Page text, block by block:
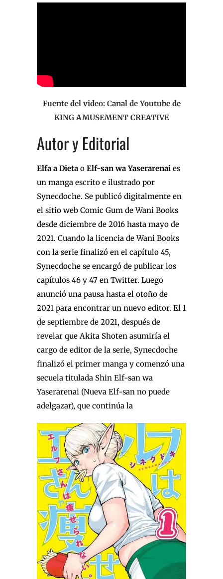
Fuente del video: Canal de Youtube de
KING AMUSEMENT CREATIVE
Autor y Editorial
Elfa a Dieta o Elf-san wa Yaserarenai es
un manga escrito e ilustrado por
Synecdoche. Se publicó digitalmente en
el sitio web Comic Gum de Wani Books
desde diciembre de 2016 hasta mayo de
2021. Cuando la licencia de Wani Books
con la serie finalizó en el capítulo 45,
Synecdoche se encargó de publicar los
capítulos 46 y 47 en Twitter. Luego
anunció una pausa hasta el otoño de
2021 para encontrar un nuevo editor. El 1
de septiembre de 2021, después de
revelar que Akita Shoten asumiría el
cargo de editor de la serie, Synecdoche
finalizó el primer manga y comenzó una
secuela titulada Shin Elf-san wa
Yaserarenai (Nueva Elf-san no puede
adelgazar), que continúa la